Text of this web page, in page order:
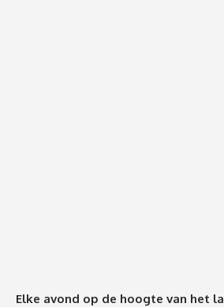
Elke avond op de hoogte van het